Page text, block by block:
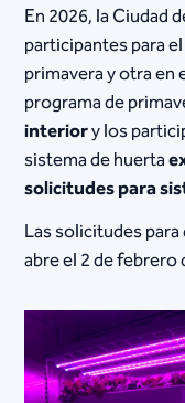
En 2026, la Ciudad
participantes para
primavera y otra
programa de
interiory los
sistema de huerta
solicitudes para
Las solicitudes
abre el 2 de febrero